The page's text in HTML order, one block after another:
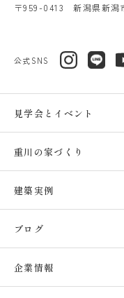
見学会とイベント
重川の家づくり
建築実例
ブログ
企業情報
公式SNS
〒959-0413 新潟県新潟